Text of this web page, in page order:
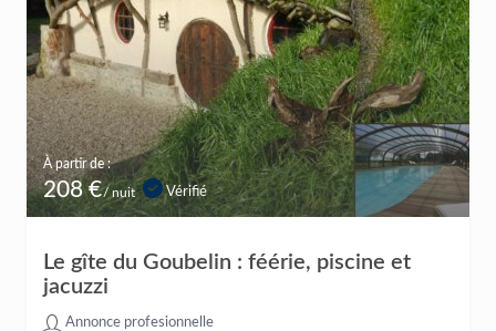
À partir de :
208 €/ nuit Vérifié
Le gîte du Goubelin : féérie, piscine et
jacuzzi
Annonce profesionnelle